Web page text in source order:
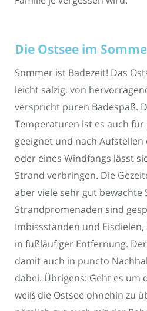
Die Ostsee im
Sommer ist Badezeit! Das
leicht salzig, von
verspricht puren Badespaß.
Temperaturen ist es auch
geeignet und nach
oder eines Windfangs lässt
Strand verbringen. Die
aber viele sehr gut bewachte
Strandpromenaden sind
Imbissständen und
in fußläufiger Entfernung.
damit auch in puncto
dabei. Übrigens: Geht es um
weiß die Ostsee ohnehin zu